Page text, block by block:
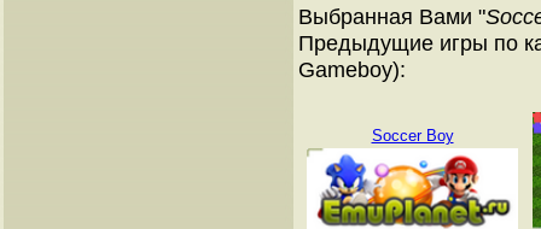
Выбранная Вами "
Предыдущие игры по
Gameboy):
Soccer Boy